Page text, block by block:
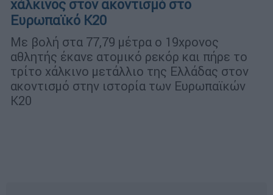
χάλκινος στον ακοντισμό στο
Ευρωπαϊκό Κ20
Με βολή στα 77,79 μέτρα ο 19χρονος
αθλητής έκανε ατομικό ρεκόρ και πήρε το
τρίτο χάλκινο μετάλλιο της Ελλάδας στον
ακοντισμό στην ιστορία των Ευρωπαϊκών
Κ20